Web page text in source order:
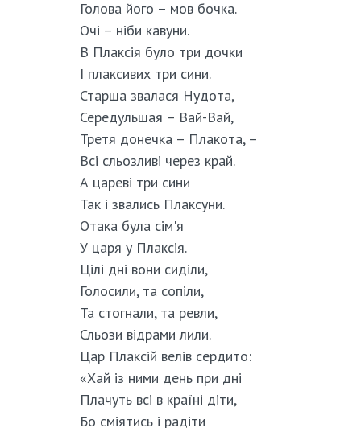
Голова його – мов бочка.
Очі – ніби кавуни.
В Плаксія було три дочки
І плаксивих три сини.
Старша звалася Нудота,
Середульшая – Вай-Вай,
Третя донечка – Плакота, –
Всі сльозливі через край.
А цареві три сини
Так і звались Плаксуни.
Отака була сім'я
У царя у Плаксія.
Цілі дні вони сиділи,
Голосили, та сопіли,
Та стогнали, та ревли,
Сльози відрами лили.
Цар Плаксій велів сердито:
«Хай із ними день при дні
Плачуть всі в країні діти,
Бо сміятись і радіти